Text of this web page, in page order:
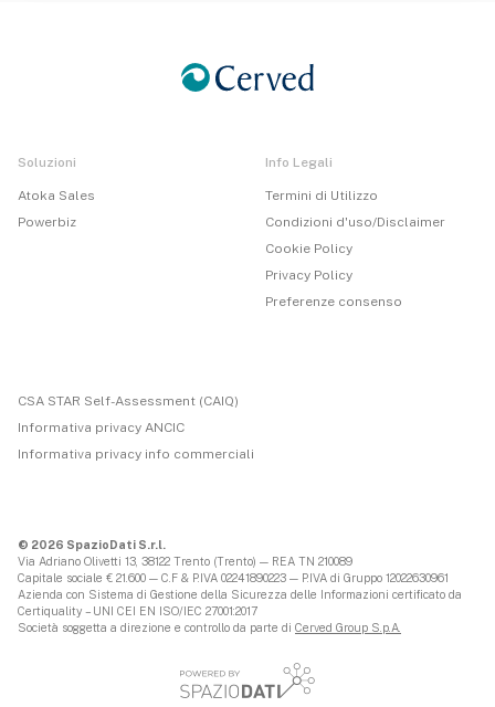
Soluzioni
Atoka Sales
Powerbiz
Info Legali
Termini di Utilizzo
Condizioni d'uso/Disclaimer
Cookie Policy
Privacy Policy
Preferenze consenso
CSA STAR Self-Assessment (CAIQ)
Informativa privacy ANCIC
Informativa privacy info commerciali
© 2026 SpazioDati S.r.l.
Via Adriano Olivetti 13, 38122 Trento (Trento) — REA TN 210089
Capitale sociale € 21.600 — C.F & P.IVA 02241890223 — P.IVA di Gruppo 12022630961
Azienda con Sistema di Gestione della Sicurezza delle Informazioni certificato da
Certiquality – UNI CEI EN ISO/IEC 27001:2017
Società soggetta a direzione e controllo da parte di Cerved Group S.p.A.